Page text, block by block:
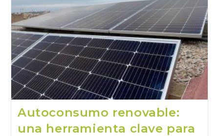
Líder
Mundial
Del
Vehículo
Eléctrico?
(1)
Autoconsumo renovable:
una herramienta clave para